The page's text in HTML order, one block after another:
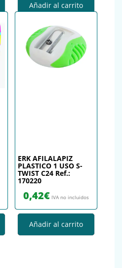
Añadir al carrito
ERK AFILALAPIZ
PLASTICO 1 USO S-
TWIST C24 Ref.:
170220
0,42€ IVA no incluidos
Añadir al carrito